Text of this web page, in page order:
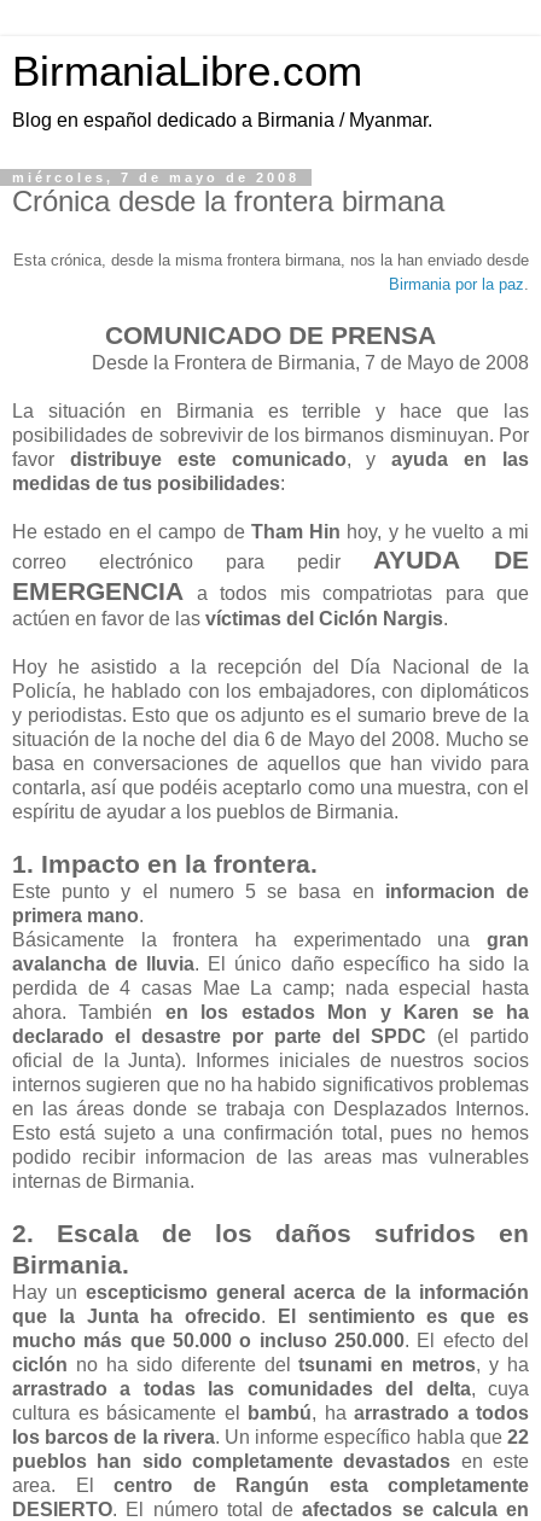
BirmaniaLibre.com
Blog en español dedicado a Birmania / Myanmar.
miércoles, 7 de mayo de 2008
Crónica desde la frontera birmana
Esta crónica, desde la misma frontera birmana, nos la han enviado desde
Birmania por la paz
COMUNICADO DE PRENSA
Desde la Frontera de Birmania, 7 de Mayo de 2008
La situación en Birmania es terrible y hace que las
posibilidades de sobrevivir de los birmanos disminuyan. Por
favor distribuye este comunicado, yayuda en las
medidas de tus posibilidades:
He estado en el campo de Tham Hin hoy, y he vuelto a mi
correo electrónico para pedir AYUDA DE
EMERGENCIA a todos mis compatriotas para que
actúen en favor de las víctimas del Ciclón Nargis.
Hoy he asistido a la recepción del Día Nacional de la
Policía, he hablado con los embajadores, con diplomáticos
y periodistas. Esto que os adjunto es el sumario breve de la
situación de la noche del dia 6 de Mayo del 2008. Mucho se
basa en conversaciones de aquellos que han vivido para
contarla, así que podéis aceptarlo como una muestra, con el
espíritu de ayudar a los pueblos de Birmania.
1. Impacto en la frontera.
Este punto y el numero 5 se basa en informacion de
primera mano.
Básicamente la frontera ha experimentado una gran
avalancha de lluvia. El único daño específico ha sido la
perdida de 4 casas Mae La camp; nada especial hasta
ahora. También en los estados Mon y Karen se ha
declarado el desastre por parte del SPDC (el partido
oficial de la Junta). Informes iniciales de nuestros socios
internos sugieren que no ha habido significativos problemas
en las áreas donde se trabaja con Desplazados Internos.
Esto está sujeto a una confirmación total, pues no hemos
podido recibir informacion de las areas mas vulnerables
internas de Birmania.
2. Escala de los daños sufridos en
Birmania.
Hay un escepticismo general acerca de la información
que la Junta ha ofrecido.
El sentimiento es que es
mucho más que 50.000 o incluso 250.000. El efecto del
ciclón no ha sido diferente deltsunami en metros, y ha
arrastrado a todas las comunidades del delta, cuya
cultura es básicamente el
bambú, ha arrastrado a todos
los barcos de la rivera. Un informe específico habla que22
pueblos han sido completamente devastados en este
area. El centro de Rangún esta completamente
DESIERTO. El número total deafectados se calcula en